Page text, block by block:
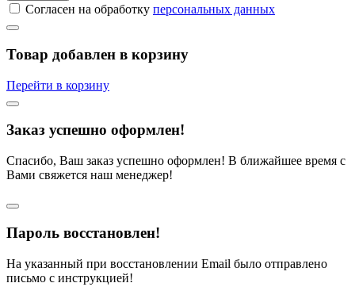
Согласен на обработку персональных данных
Товар добавлен в корзину
Перейти в корзину
Заказ успешно оформлен!
Спасибо, Ваш заказ успешно оформлен! В ближайшее время с
Вами свяжется наш менеджер!
Пароль восстановлен!
На указанный при восстановлении Email было отправлено
письмо с инструкцией!